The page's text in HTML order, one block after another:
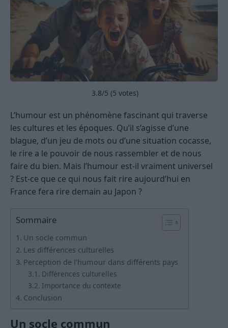
3.8/5 (5 votes)
L’humour est un phénomène fascinant qui traverse
les cultures et les époques. Qu’il s’agisse d’une
blague, d’un jeu de mots ou d’une situation cocasse,
le rire a le pouvoir de nous rassembler et de nous
faire du bien. Mais l’humour est-il vraiment universel
? Est-ce que ce qui nous fait rire aujourd’hui en
France fera rire demain au Japon ?
Sommaire
Un socle commun
Les différences culturelles
Perception de l’humour dans différents pays
Différences culturelles
Importance du contexte
Conclusion
Un socle commun